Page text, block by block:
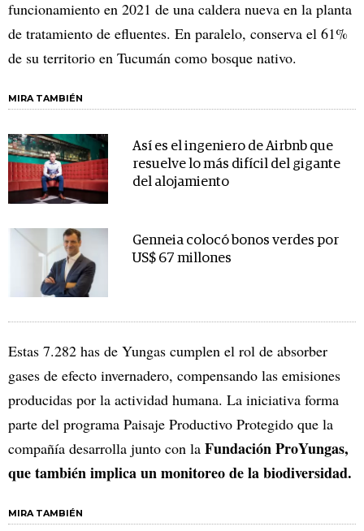
funcionamiento en 2021 de una caldera nueva en la planta
de tratamiento de efluentes. En paralelo, conserva el 61%
de su territorio en Tucumán como bosque nativo.
MIRA TAMBIÉN
Así es el ingeniero de Airbnb que
resuelve lo más difícil del gigante
del alojamiento
Genneia colocó bonos verdes por
US$ 67 millones
Estas 7.282 has de Yungas cumplen el rol de absorber
gases de efecto invernadero, compensando las emisiones
producidas por la actividad humana. La iniciativa forma
parte del programa Paisaje Productivo Protegido que la
compañía desarrolla junto con la Fundación ProYungas,
que también implica un monitoreo de la biodiversidad.
MIRA TAMBIÉN